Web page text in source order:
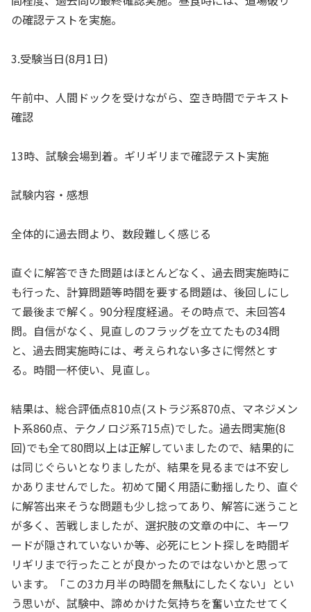
の確認テストを実施。
3.受験当日(8月1日)
午前中、人間ドックを受けながら、空き時間でテキスト
確認
13時、試験会場到着。ギリギリまで確認テスト実施
試験内容・感想
全体的に過去問より、数段難しく感じる
直ぐに解答できた問題はほとんどなく、過去問実施時に
も行った、計算問題等時間を要する問題は、後回しにし
て最後まで解く。90分程度経過。その時点で、未回答4
問。自信がなく、見直しのフラッグを立てたもの34問
と、過去問実施時には、考えられない多さに愕然とす
る。時間一杯使い、見直し。
結果は、総合評価点810点(ストラジ系870点、マネジメン
ト系860点、テクノロジ系715点)でした。過去問実施(8
回)でも全て80問以上は正解していましたので、結果的に
は同じぐらいとなりましたが、結果を見るまでは不安し
かありませんでした。初めて聞く用語に動揺したり、直ぐ
に解答出来そうな問題も少し捻ってあり、解答に迷うこと
が多く、苦戦しましたが、選択肢の文章の中に、キーワ
ードが隠されていないか等、必死にヒント探しを時間ギ
リギリまで行ったことが良かったのではないかと思って
います。「この3カ月半の時間を無駄にしたくない」とい
う思いが、試験中、諦めかけた気持ちを奮い立たせてく